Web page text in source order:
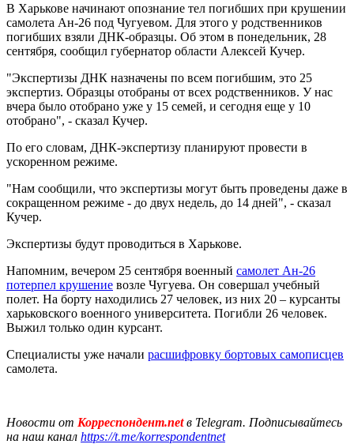
В Харькове начинают опознание тел погибших при крушении
самолета Ан-26 под Чугуевом. Для этого у родственников
погибших взяли ДНК-образцы. Об этом в понедельник, 28
сентября, сообщил губернатор области Алексей Кучер.
"Экспертизы ДНК назначены по всем погибшим, это 25
экспертиз. Образцы отобраны от всех родственников. У нас
вчера было отобрано уже у 15 семей, и сегодня еще у 10
отобрано", - сказал Кучер.
По его словам, ДНК-экспертизу планируют провести в
ускоренном режиме.
"Нам сообщили, что экспертизы могут быть проведены даже в
сокращенном режиме - до двух недель, до 14 дней", - сказал
Кучер.
Экспертизы будут проводиться в Харькове.
Напомним, вечером 25 сентября военный самолет Ан-26
потерпел крушение возле Чугуева. Он совершал учебный
полет. На борту находились 27 человек, из них 20 – курсанты
харьковского военного университета. Погибли 26 человек.
Выжил только один курсант.
Специалисты уже начали расшифровку бортовых самописцев
самолета.
Новости от Корреспондент.netв Telegram. Подписывайтесь
на наш канал https://t.me/korrespondentnet